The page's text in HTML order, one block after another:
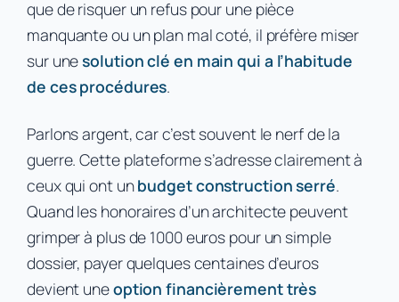
que de risquer un refus pour une pièce
manquante ou un plan mal coté, il préfère miser
sur unesolution clé en main qui a l’habitude
de ces procédures.
Parlons argent, car c’est souvent le nerf de la
guerre. Cette plateforme s’adresse clairement à
ceux qui ont unbudget construction serré.
Quand les honoraires d’un architecte peuvent
grimper à plus de 1000 euros pour un simple
dossier, payer quelques centaines d’euros
devient uneoption financièrement très